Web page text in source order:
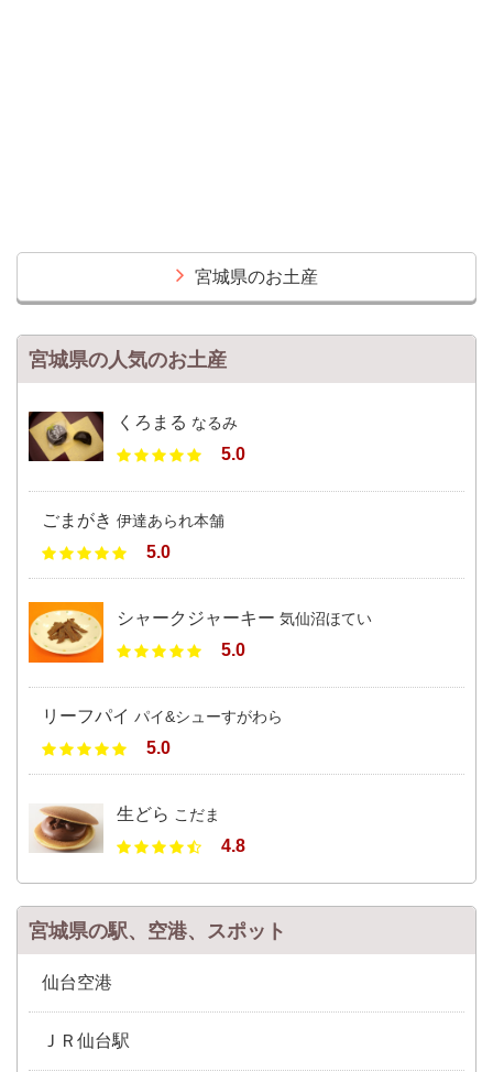
宮城県のお土産
宮城県の人気のお土産
くろまる なるみ
5.0
ごまがき 伊達あられ本舗
5.0
シャークジャーキー 気仙沼ほてい
5.0
リーフパイ パイ&シューすがわら
5.0
生どら こだま
4.8
宮城県の駅、空港、スポット
仙台空港
ＪＲ仙台駅